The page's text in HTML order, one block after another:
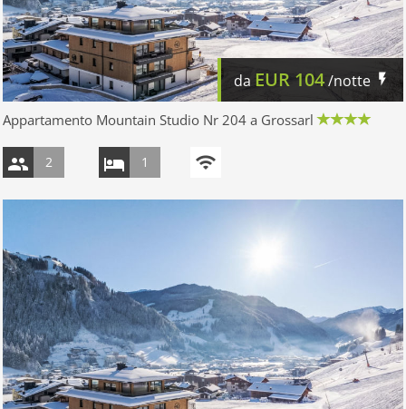
da EUR 104/notte
Appartamento Mountain Studio Nr 204 a Grossarl
2 1